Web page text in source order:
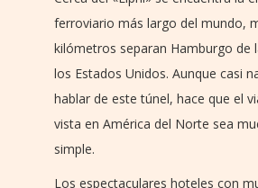
ferroviario más largo del mundo,
kilómetros separan Hamburgo de
los Estados Unidos. Aunque casi
hablar de este túnel, hace que el
vista en América del Norte sea
simple.
Los espectaculares hoteles con